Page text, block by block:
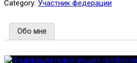
Category: Участник федерации
Обо мне